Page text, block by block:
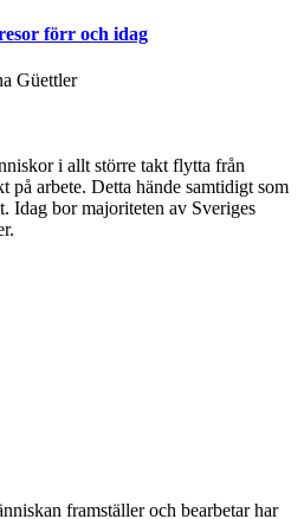
förr och idag
Güettler
i allt större takt flytta från
på arbete. Detta hände samtidigt som
Idag bor majoriteten av Sveriges
framställer och bearbetar har